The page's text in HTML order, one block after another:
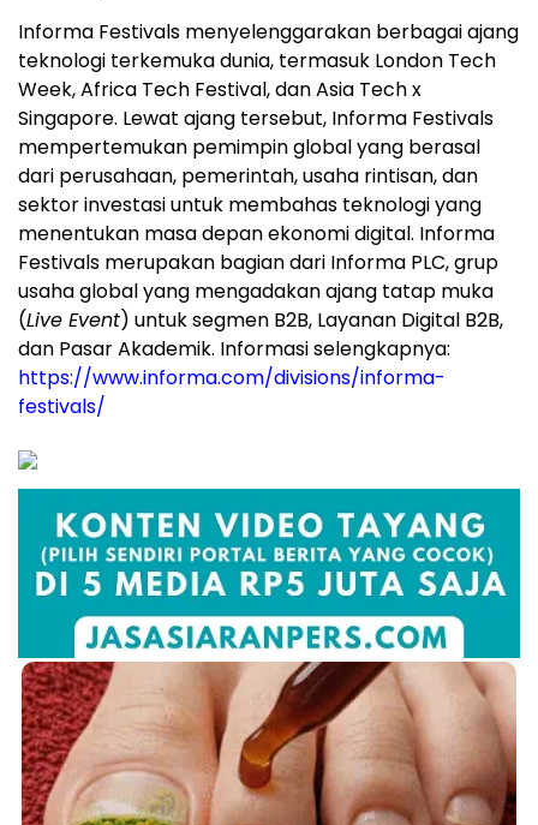
Informa Festivals menyelenggarakan berbagai ajang
teknologi terkemuka dunia, termasuk London Tech
Week, Africa Tech Festival, dan Asia Tech x
Singapore. Lewat ajang tersebut, Informa Festivals
mempertemukan pemimpin global yang berasal
dari perusahaan, pemerintah, usaha rintisan, dan
sektor investasi untuk membahas teknologi yang
menentukan masa depan ekonomi digital. Informa
Festivals merupakan bagian dari Informa PLC, grup
usaha global yang mengadakan ajang tatap muka
(Live Event) untuk segmen B2B, Layanan Digital B2B,
dan Pasar Akademik. Informasi selengkapnya:
https://www.informa.com/divisions/informa-
festivals/